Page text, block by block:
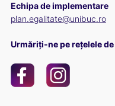
Echipa de implementare
plan.egalitate@unibuc.ro
Urmăriți-ne pe rețelele